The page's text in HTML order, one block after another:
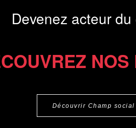
Devenez acteur
NOS
Découvrir Champ